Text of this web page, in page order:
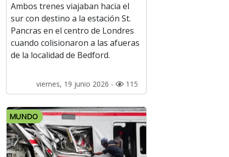
Ambos trenes viajaban hacia el
sur con destino a la estación St.
Pancras en el centro de Londres
cuando colisionaron a las afueras
de la localidad de Bedford.
viernes, 19 junio 2026 - 115
MUNDO